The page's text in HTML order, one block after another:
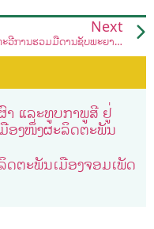
Next
ເພີ່ມທະວີການຮ່ວມມືດ້ານຊັບພະຍາກອນນໍ້າ, ພ້ອມກັນພັດທະນາ ແມ່ນໍ້າຂອງ-ແມ່ນໍ້າລ້ານຊ້າງແບບຍືນຍົງ
າ ແລະທູບກາພູສີ ຢູ່
ອງໜຶ່ງຜະລິດຕະພັນ
ຕະພັນເມືອງຈອມເພັດ